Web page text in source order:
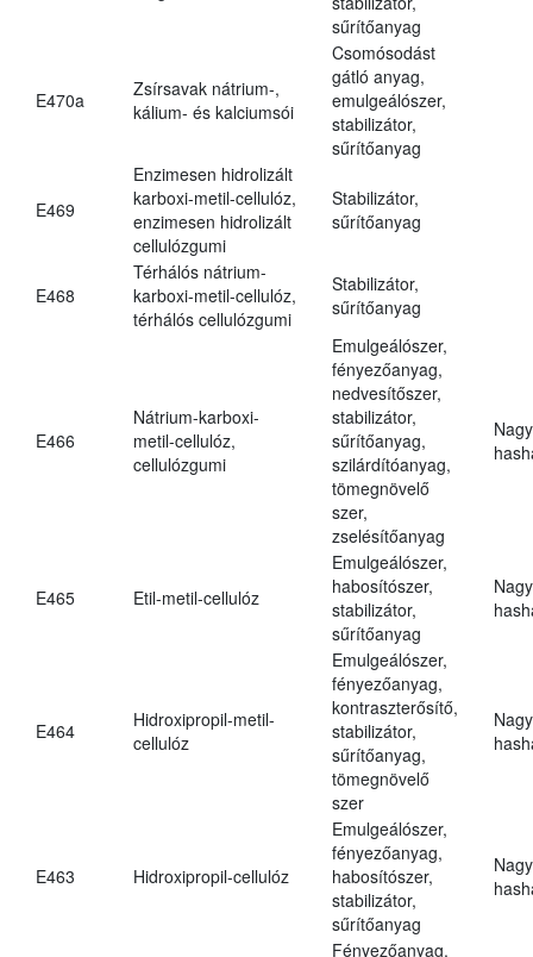
sűrítőanyag
E470a
Zsírsavak nátrium-,
kálium- és kalciumsói
Csomósodást
gátló anyag,
emulgeálószer,
stabilizátor,
sűrítőanyag
E469
Enzimesen hidrolizált
karboxi-metil-cellulóz,
enzimesen hidrolizált
cellulózgumi
Stabilizátor,
sűrítőanyag
E468
Térhálós nátrium-
karboxi-metil-cellulóz,
térhálós cellulózgumi
Stabilizátor,
sűrítőanyag
E466
Nátrium-karboxi-
metil-cellulóz,
cellulózgumi
Emulgeálószer,
fényezőanyag,
nedvesítőszer,
stabilizátor,
sűrítőanyag,
szilárdítóanyag,
tömegnövelő
szer,
zselésítőanyag
E465 Etil-metil-cellulóz
Emulgeálószer,
habosítószer,
stabilizátor,
sűrítőanyag
E464
Hidroxipropil-metil-
cellulóz
Emulgeálószer,
fényezőanyag,
kontraszterősítő,
stabilizátor,
sűrítőanyag,
tömegnövelő
szer
E463 Hidroxipropil-cellulóz
Emulgeálószer,
fényezőanyag,
habosítószer,
stabilizátor,
sűrítőanyag
Fényezőanyag,